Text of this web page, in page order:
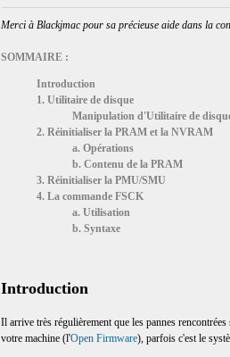
Merci à Blackjmac pour sa précieuse aide dans la
SOMMAIRE :
Introduction
1. Utilitaire de disque
Manipulation d'Utilitaire de
2. Réinitialiser la PRAM et la NVRAM
a. Opérations
b. Contenu de la PRAM
3. Réinitialiser la PMU/SMU
4. La commande FSCK
a. Utilisation
b. Syntaxe
Introduction
Il arrive très régulièrement que les pannes
votre machine (l'Open Firmware), parfois c'est le